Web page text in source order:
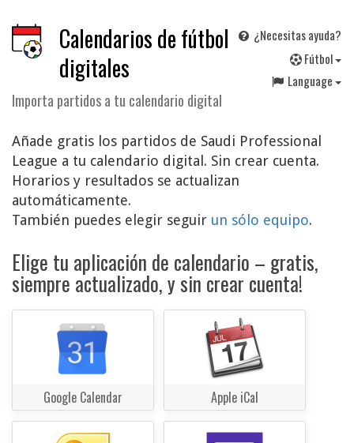
Calendarios de fútbol
digitales
Importa partidos a tu calendario digital
¿Necesitas ayuda?
Fútbol
Language
Añade gratis los partidos de Saudi Professional
League a tu calendario digital. Sin crear cuenta.
Horarios y resultados se actualizan
automáticamente.
También puedes elegir seguir un sólo equipo.
Elige tu aplicación de calendario – gratis,
siempre actualizado, y sin crear cuenta!
Google Calendar Apple iCal